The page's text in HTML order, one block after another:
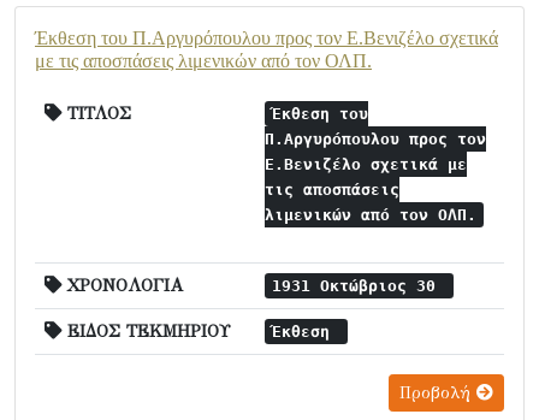
Έκθεση του Π.Αργυρόπουλου προς τον Ε.Βενιζέλο σχετικά
με τις αποσπάσεις λιμενικών από τον ΟΛΠ.
ΤΙΤΛΟΣ
Έκθεση του
Π.Αργυρόπουλου προς τον
Ε.Βενιζέλο σχετικά με
τις αποσπάσεις
λιμενικών από τον ΟΛΠ.
ΧΡΟΝΟΛΟΓΙΑ 1931 Οκτώβριος 30
ΕΙΔΟΣ ΤΕΚΜΗΡΙΟΥ Έκθεση
Προβολή